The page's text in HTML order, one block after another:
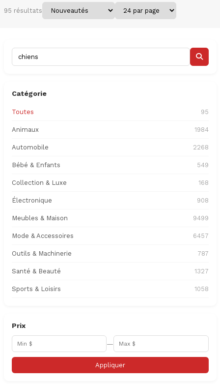
95 résultats
Catégorie
Toutes 95
Animaux 1984
Automobile 2268
Bébé & Enfants 549
Collection & Luxe 168
Électronique 908
Meubles & Maison 9499
Mode & Accessoires 6457
Outils & Machinerie 787
Santé & Beauté 1327
Sports & Loisirs 1058
Prix
—
Appliquer